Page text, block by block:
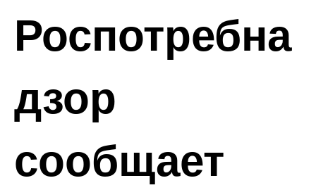
Роспотребна
дзор
сообщает